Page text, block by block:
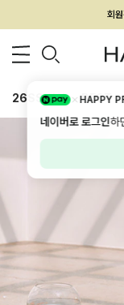
회
26SS 신상 BEST
HAPPY
네이버로 로그인하